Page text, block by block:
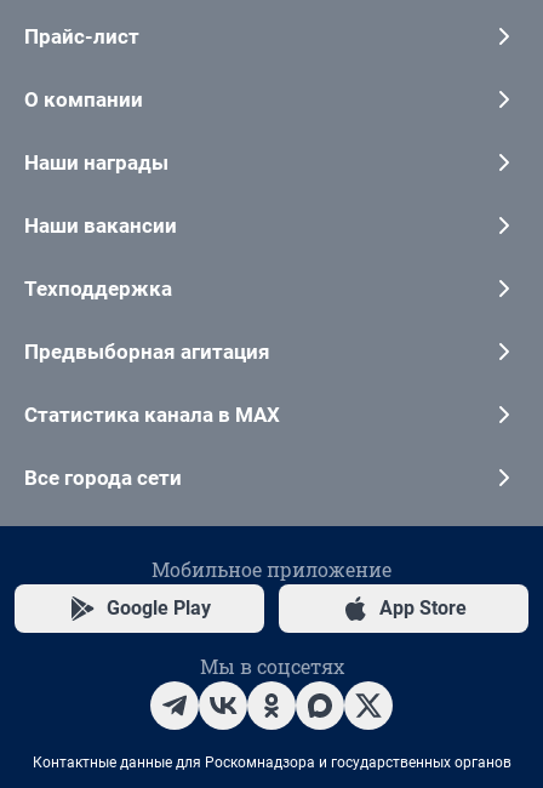
Прайс-лист
О компании
Наши награды
Наши вакансии
Техподдержка
Предвыборная агитация
Статистика канала в MAX
Все города сети
Мобильное приложение
Google Play App Store
Мы в соцсетях
Контактные данные для Роскомнадзора и государственных органов